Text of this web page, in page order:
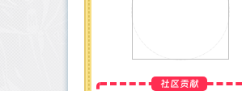
社区贡献